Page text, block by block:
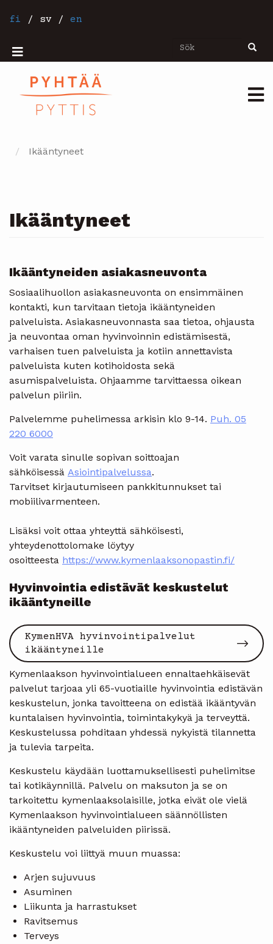
tillfi / sv / en
Sök Sök
Mobiilivalikko
Ikääntyneet
Ikääntyneet
Ikääntyneiden asiakasneuvonta
Sosiaalihuollon asiakasneuvonta on ensimmäinen
kontakti, kun tarvitaan tietoja ikääntyneiden
palveluista. Asiakasneuvonnasta saa tietoa, ohjausta
ja neuvontaa oman hyvinvoinnin edistämisestä,
varhaisen tuen palveluista ja kotiin annettavista
palveluista kuten kotihoidosta sekä
asumispalveluista. Ohjaamme tarvittaessa oikean
palvelun piiriin.
Palvelemme puhelimessa arkisin klo 9-14. Puh. 05
220 6000
Voit varata sinulle sopivan soittoajan
sähköisessä Asiointipalvelussa.
Tarvitset kirjautumiseen pankkitunnukset tai
mobiilivarmenteen.
Lisäksi voit ottaa yhteyttä sähköisesti,
yhteydenottolomake löytyy
osoitteesta https://www.kymenlaaksonopastin.fi/
Hyvinvointia edistävät keskustelut
ikääntyneille
KymenHVA hyvinvointipalvelut
ikääntyneille
Kymenlaakson hyvinvointialueen ennaltaehkäisevät
palvelut tarjoaa yli 65-vuotiaille hyvinvointia edistävän
keskustelun, jonka tavoitteena on edistää ikääntyvän
kuntalaisen hyvinvointia, toimintakykyä ja terveyttä.
Keskustelussa pohditaan yhdessä nykyistä tilannetta
ja tulevia tarpeita.
Keskustelu käydään luottamuksellisesti puhelimitse
tai kotikäynnillä. Palvelu on maksuton ja se on
tarkoitettu kymenlaaksolaisille, jotka eivät ole vielä
Kymenlaakson hyvinvointialueen säännöllisten
ikääntyneiden palveluiden piirissä.
Keskustelu voi liittyä muun muassa:
Arjen sujuvuus
Asuminen
Liikunta ja harrastukset
Ravitsemus
Terveys